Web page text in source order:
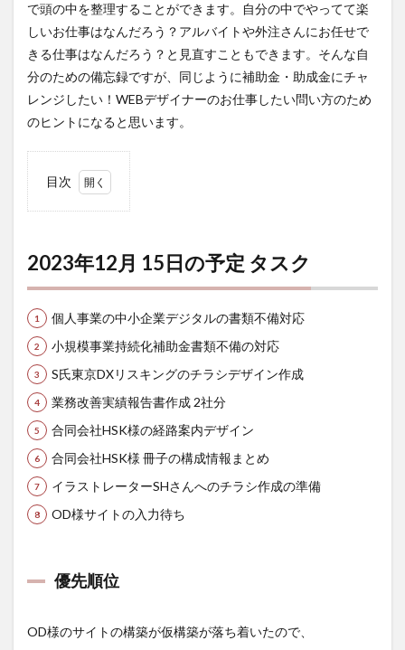
で頭の中を整理することができます。自分の中でやってて楽
しいお仕事はなんだろう？アルバイトや外注さんにお任せで
きる仕事はなんだろう？と見直すこともできます。そんな自
分のための備忘録ですが、同じように補助金・助成金にチャ
レンジしたい！WEBデザイナーのお仕事したい問い方のため
のヒントになると思います。
目次
月 15
日の
予定
ク
1.1
優先
順位
2
個人
のデ
ジタ
ルツ
ール
小企
業振
社）
の書
2023年12月 15日の予定 タスク
個人事業の中小企業デジタルの書類不備対応
小規模事業持続化補助金書類不備の対応
S氏東京DXリスキングのチラシデザイン作成
業務改善実績報告書作成 2社分
合同会社HSK様の経路案内デザイン
合同会社HSK様 冊子の構成情報まとめ
イラストレーターSHさんへのチラシ作成の準備
OD様サイトの入力待ち
優先順位
OD様のサイトの構築が仮構築が落ち着いたので、